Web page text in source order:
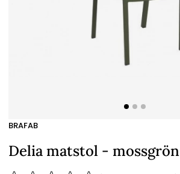
BRAFAB
Delia matstol - mossgrön